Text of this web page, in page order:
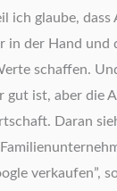
glaube,
in der Hand
schaffen.
ist, aber die
Daran
verkaufen”,